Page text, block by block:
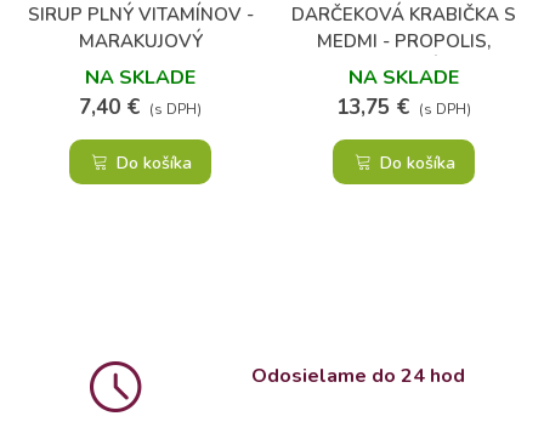
SIRUP PLNÝ VITAMÍNOV -
MARAKUJOVÝ
NA SKLADE
7,40 € (s DPH)
Do košíka
DARČEKOVÁ KRABIČKA S
MEDMI - PROPOLIS,
KAKAOVÉ BÔBY A
RAKYTNÍK
NA SKLADE
13,75 € (s DPH)
Do košíka
Odosielame do 24 hod